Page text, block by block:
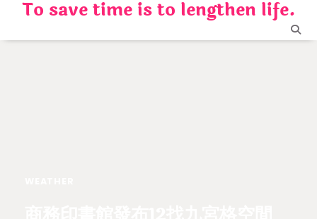
content
To save time is to lengthen life.